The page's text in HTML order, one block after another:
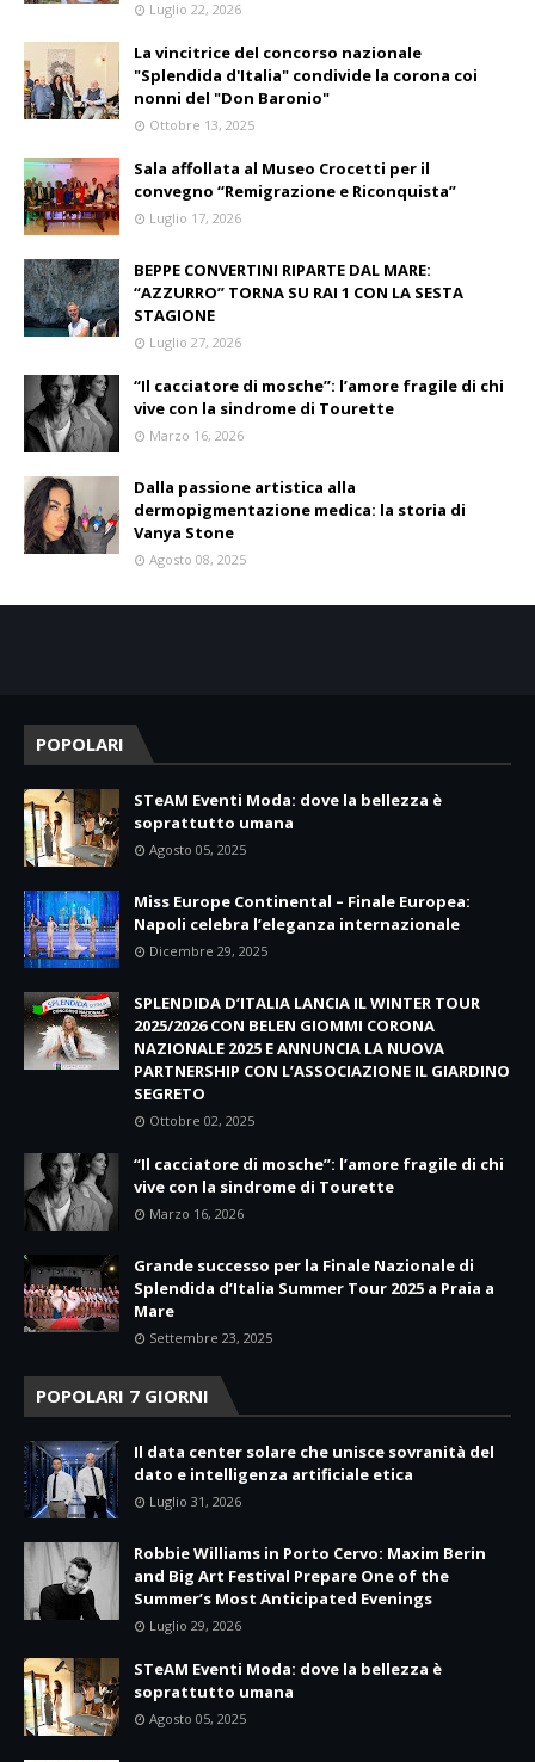
Luglio 22, 2026
La vincitrice del concorso nazionale
"Splendida d'Italia" condivide la corona coi
nonni del "Don Baronio"
Ottobre 13, 2025
Sala affollata al Museo Crocetti per il
convegno “Remigrazione e Riconquista”
Luglio 17, 2026
BEPPE CONVERTINI RIPARTE DAL MARE:
“AZZURRO” TORNA SU RAI 1 CON LA SESTA
STAGIONE
Luglio 27, 2026
“Il cacciatore di mosche”: l’amore fragile di chi
vive con la sindrome di Tourette
Marzo 16, 2026
Dalla passione artistica alla
dermopigmentazione medica: la storia di
Vanya Stone
Agosto 08, 2025
POPOLARI
STeAM Eventi Moda: dove la bellezza è
soprattutto umana
Agosto 05, 2025
Miss Europe Continental – Finale Europea:
Napoli celebra l’eleganza internazionale
Dicembre 29, 2025
SPLENDIDA D’ITALIA LANCIA IL WINTER TOUR
2025/2026 CON BELEN GIOMMI CORONA
NAZIONALE 2025 E ANNUNCIA LA NUOVA
PARTNERSHIP CON L’ASSOCIAZIONE IL GIARDINO
SEGRETO
Ottobre 02, 2025
“Il cacciatore di mosche”: l’amore fragile di chi
vive con la sindrome di Tourette
Marzo 16, 2026
Grande successo per la Finale Nazionale di
Splendida d’Italia Summer Tour 2025 a Praia a
Mare
Settembre 23, 2025
POPOLARI 7 GIORNI
Il data center solare che unisce sovranità del
dato e intelligenza artificiale etica
Luglio 31, 2026
Robbie Williams in Porto Cervo: Maxim Berin
and Big Art Festival Prepare One of the
Summer’s Most Anticipated Evenings
Luglio 29, 2026
STeAM Eventi Moda: dove la bellezza è
soprattutto umana
Agosto 05, 2025